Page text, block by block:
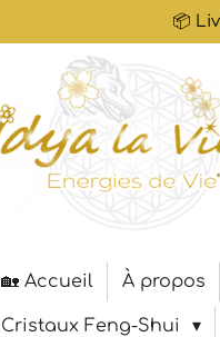
📦
🏡 Accueil À propos
Cristaux Feng-Shui